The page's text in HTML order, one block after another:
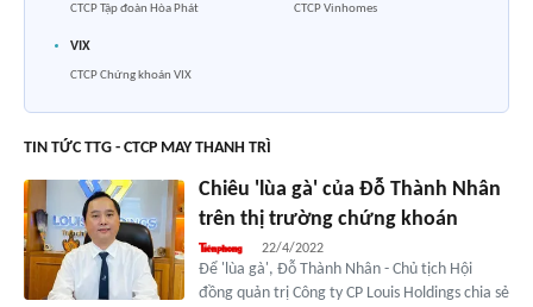
CTCP Tập đoàn Hòa Phát
CTCP Vinhomes
VIX
CTCP Chứng khoán VIX
TIN TỨC TTG - CTCP MAY THANH TRÌ
Chiêu 'lùa gà' của Đỗ Thành Nhân
trên thị trường chứng khoán
22/4/2022
Để 'lùa gà', Đỗ Thành Nhân - Chủ tịch Hội
đồng quản trị Công ty CP Louis Holdings chia sẻ